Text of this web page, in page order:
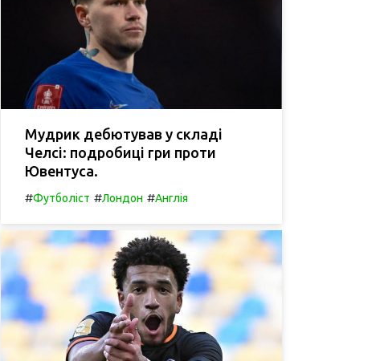
Мудрик дебютував у складі
Челсі: подробиці гри проти
Ювентуса.
#Футболіст #Лондон #Англія